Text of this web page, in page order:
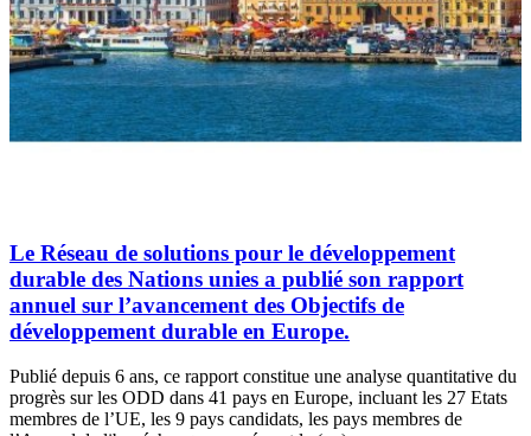
Le Réseau de solutions pour le développement
durable des Nations unies a publié son rapport
annuel sur l’avancement des Objectifs de
développement durable en Europe.
Publié depuis 6 ans, ce rapport constitue une analyse quantitative du
progrès sur les ODD dans 41 pays en Europe, incluant les 27 Etats
membres de l’UE, les 9 pays candidats, les pays membres de